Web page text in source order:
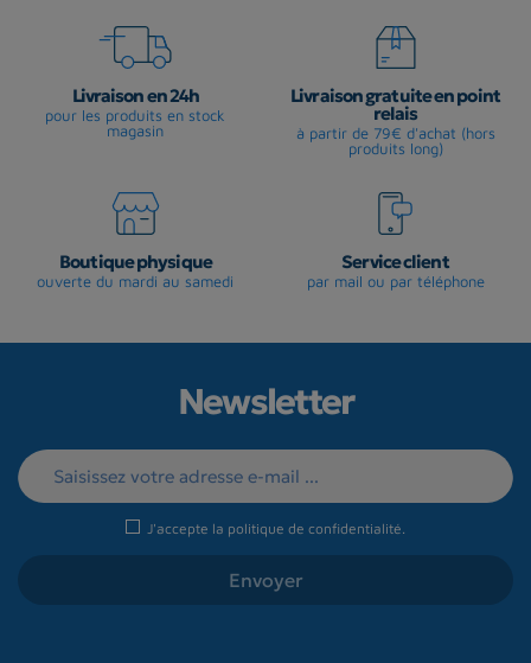
Livraison en 24h
pour les produits en stock
magasin
Livraison gratuite en point
relais
à partir de 79€ d'achat (hors
produits long)
Boutique physique
ouverte du mardi au samedi
Service client
par mail ou par téléphone
Newsletter
J'accepte la politique de confidentialité.